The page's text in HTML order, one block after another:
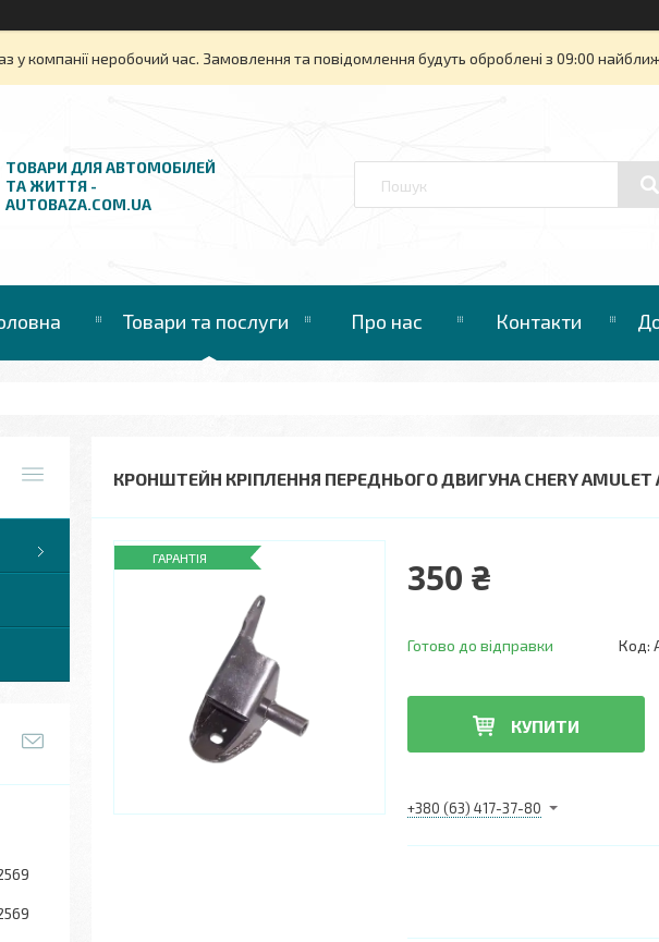
у компанії неробочий час. Замовлення та повідомлення будуть оброблені з 09:00
ТОВАРИ ДЛЯ АВТОМОБІЛЕЙ
ТА ЖИТТЯ -
AUTOBAZA.COM.UA
Товари та послуги Про нас Контакти
КРОНШТЕЙН КРІПЛЕННЯ ПЕРЕДНЬОГО ДВИГУНА CHERY AMULET
ГАРАНТІЯ 350 ₴
Готово до відправки Код:
КУПИТИ
+380 (63) 417-37-80